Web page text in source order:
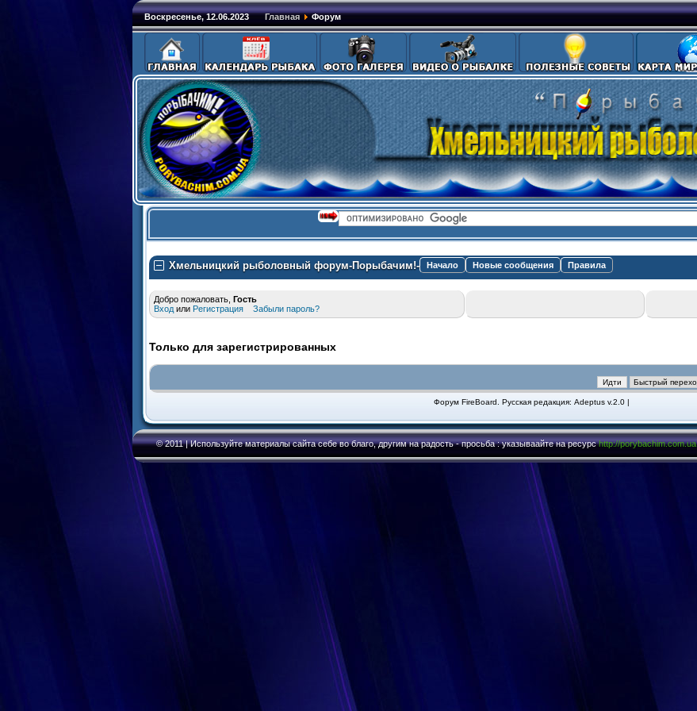
Воскресенье, 12.06.2023 Главная Форум
Хмельницкий рыболовный форум-Порыбачим!- Начало Новые сообщения Правила
Добро пожаловать, Гость
Вход или Регистрация Забыли пароль?
Только для зарегистрированных
Форум FireBoard. Русская редакция: Adeptus v.2.0 |
© 2011 | Используйте материалы сайта себе во благо, другим на радость - просьба : указываайте на ресурсhttp://porybachim.com.ua